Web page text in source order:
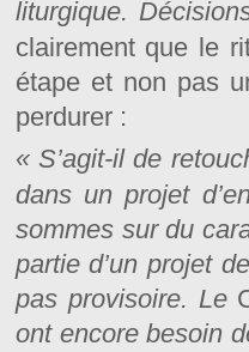
liturgique.
clairement que le
étape et non pas
perdurer :
« S’agit-il de
dans un projet
sommes sur du
partie d’un projet
pas provisoire. Le
ont encore besoin